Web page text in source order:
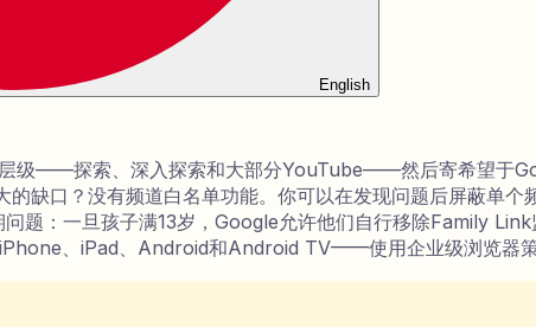
English
级——探索、深入探索和大部分YouTube——然后寄希望于
缺口？没有频道白名单功能。你可以在发现问题后屏蔽单
问题：一旦孩子满13岁，Google允许他们自行移除Family
、iPad、Android和Android TV——使用企业级浏览器